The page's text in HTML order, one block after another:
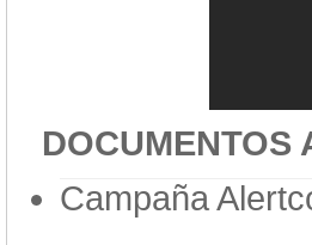
DOCUMENTOS
Campaña